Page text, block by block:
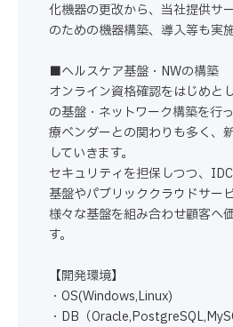
化機器の更改から、当社提供サ
のための機器構築、導入等も実施
■ヘルスケア基盤・NWの構築
オンライン資格確認をはじめと
の基盤・ネットワーク構築を行
療ベンダーとの関わりも多く、
していきます。
セキュリティを担保しつつ、
基盤やパブリッククラウドサー
様々な基盤を組み合わせ顧客へ
す。
【開発環境】
・OS(Windows,Linux)
・DB（